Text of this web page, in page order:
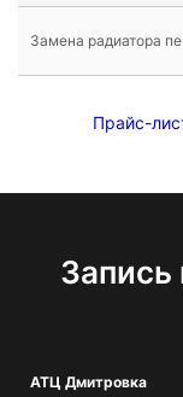
Замена радиатора
Прайс-
Запись
АТЦ Дмитровка